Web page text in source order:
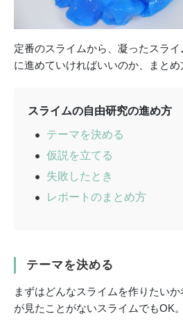
定番のスライムから、凝ったスラ
に進めていければいいのか、まとめ
スライムの自由研究の進め方
テーマを決める
仮説を立てる
失敗したとき
レポートのまとめ方
テーマを決める
まずはどんなスライムを作りたい
が見たことがないスライムでもOK。